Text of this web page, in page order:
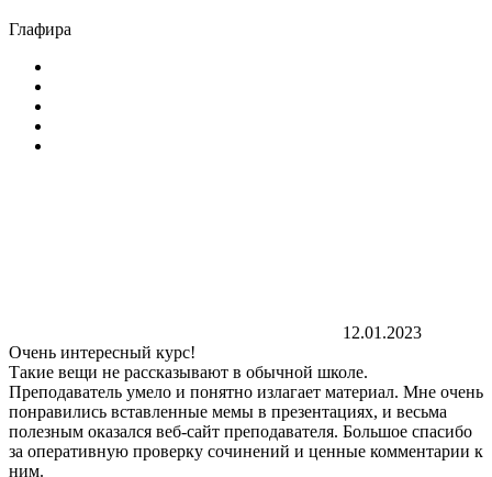
Глафира
12.01.2023
Очень интересный курс!
Такие вещи не рассказывают в обычной школе.
Преподаватель умело и понятно излагает материал. Мне очень
понравились вставленные мемы в презентациях, и весьма
полезным оказался веб-сайт преподавателя. Большое спасибо
за оперативную проверку сочинений и ценные комментарии к
ним.